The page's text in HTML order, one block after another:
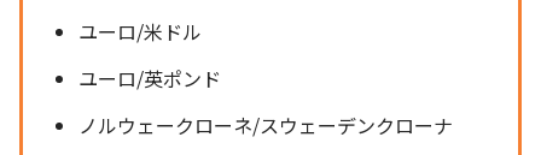
ユーロ/米ドル
ユーロ/英ポンド
ノルウェークローネ/スウェーデンクローナ